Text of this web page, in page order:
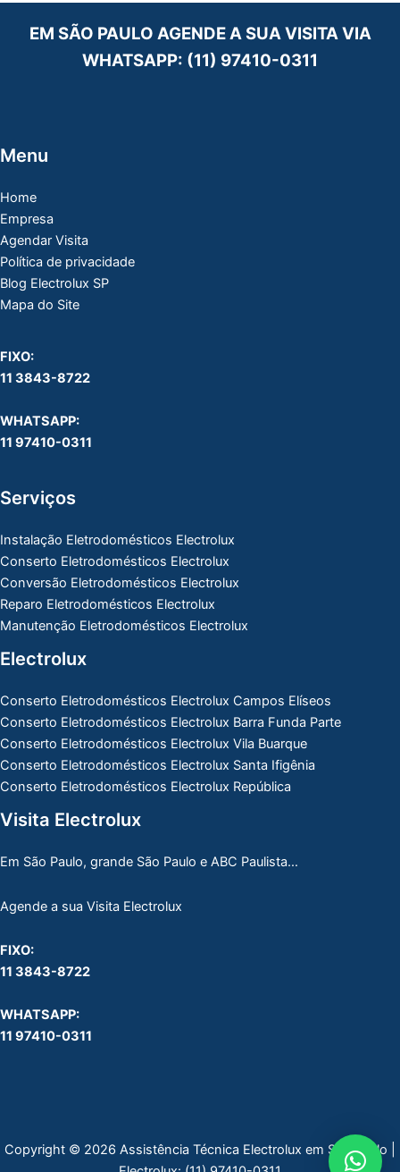
EM SÃO PAULO AGENDE A SUA VISITA VIA
WHATSAPP: (11) 97410-0311
Menu
Home
Empresa
Agendar Visita
Política de privacidade
Blog Electrolux SP
Mapa do Site
FIXO:
11 3843-8722
WHATSAPP:
11 97410-0311
Serviços
Instalação Eletrodomésticos Electrolux
Conserto Eletrodomésticos Electrolux
Conversão Eletrodomésticos Electrolux
Reparo Eletrodomésticos Electrolux
Manutenção Eletrodomésticos Electrolux
Electrolux
Conserto Eletrodomésticos Electrolux Campos Elíseos
Conserto Eletrodomésticos Electrolux Barra Funda Parte
Conserto Eletrodomésticos Electrolux Vila Buarque
Conserto Eletrodomésticos Electrolux Santa Ifigênia
Conserto Eletrodomésticos Electrolux República
Visita Electrolux
Em São Paulo, grande São Paulo e ABC Paulista…
Agende a sua Visita Electrolux
FIXO:
11 3843-8722
WHATSAPP:
11 97410-0311
Copyright © 2026 Assistência Técnica Electrolux em São Paulo |